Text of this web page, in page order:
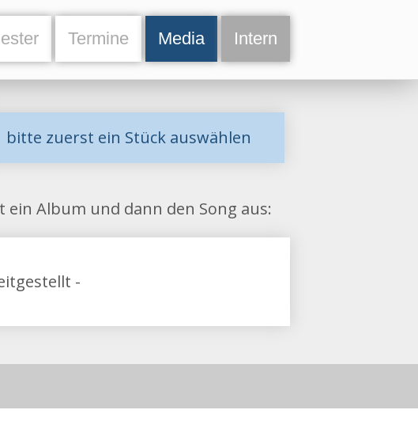
Termine Media Intern
bitte zuerst ein Stück auswählen
Album und dann den Song aus:
-